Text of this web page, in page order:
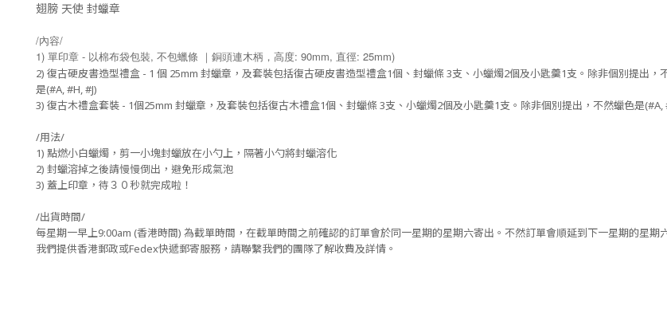
翅膀 天使 封蠟章
/內容/
1) 單印章 - 以棉布袋包裝, 不包蠟條 ｜銅頭連木柄，高度: 90mm, 直徑: 25mm)
2) 復古硬皮書造型禮盒 - 1 個 25mm 封蠟章，及套裝包括復古硬皮書造型禮盒1個、封蠟條 3支、小蠟燭2個及小匙羹1支。除非個別提出，
是(#A, #H, #J)
3) 復古木禮盒套裝 - 1個25mm 封蠟章，及套裝包括復古木禮盒1個、封蠟條 3支、小蠟燭2個及小匙羹1支。 除非個別提出，不然蠟色是(#A,
/用法/
1) 點燃小白蠟燭，剪一小塊封蠟放在小勺上，隔著小勺將封蠟溶化
2) 封蠟溶掉之後請慢慢倒出，避免形成氣泡
3) 蓋上印章，待３０秒就完成啦！
/出貨時間/
每星期一早上9:00am (香港時間) 為截單時間，在截單時間之前確認的訂單會於同一星期的星期六寄出。不然訂單會順延到下一星期的星期
我們提供香港郵政或Fedex快遞郵寄服務，請聯繫我們的團隊了解收費及詳情。